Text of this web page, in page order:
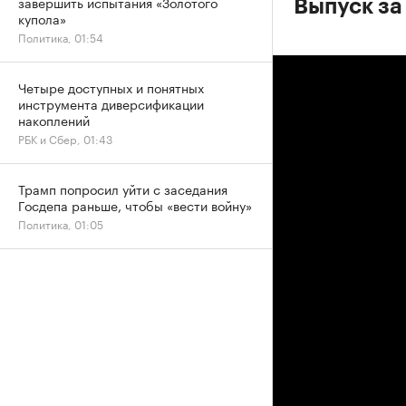
Выпуск
купола»
Политика, 01:54
Четыре доступных и понятных
инструмента диверсификации
накоплений
РБК и Сбер, 01:43
Трамп попросил уйти с заседания
Госдепа раньше, чтобы «вести войну»
Политика, 01:05